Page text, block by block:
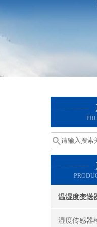
温湿度变送
湿度传感器